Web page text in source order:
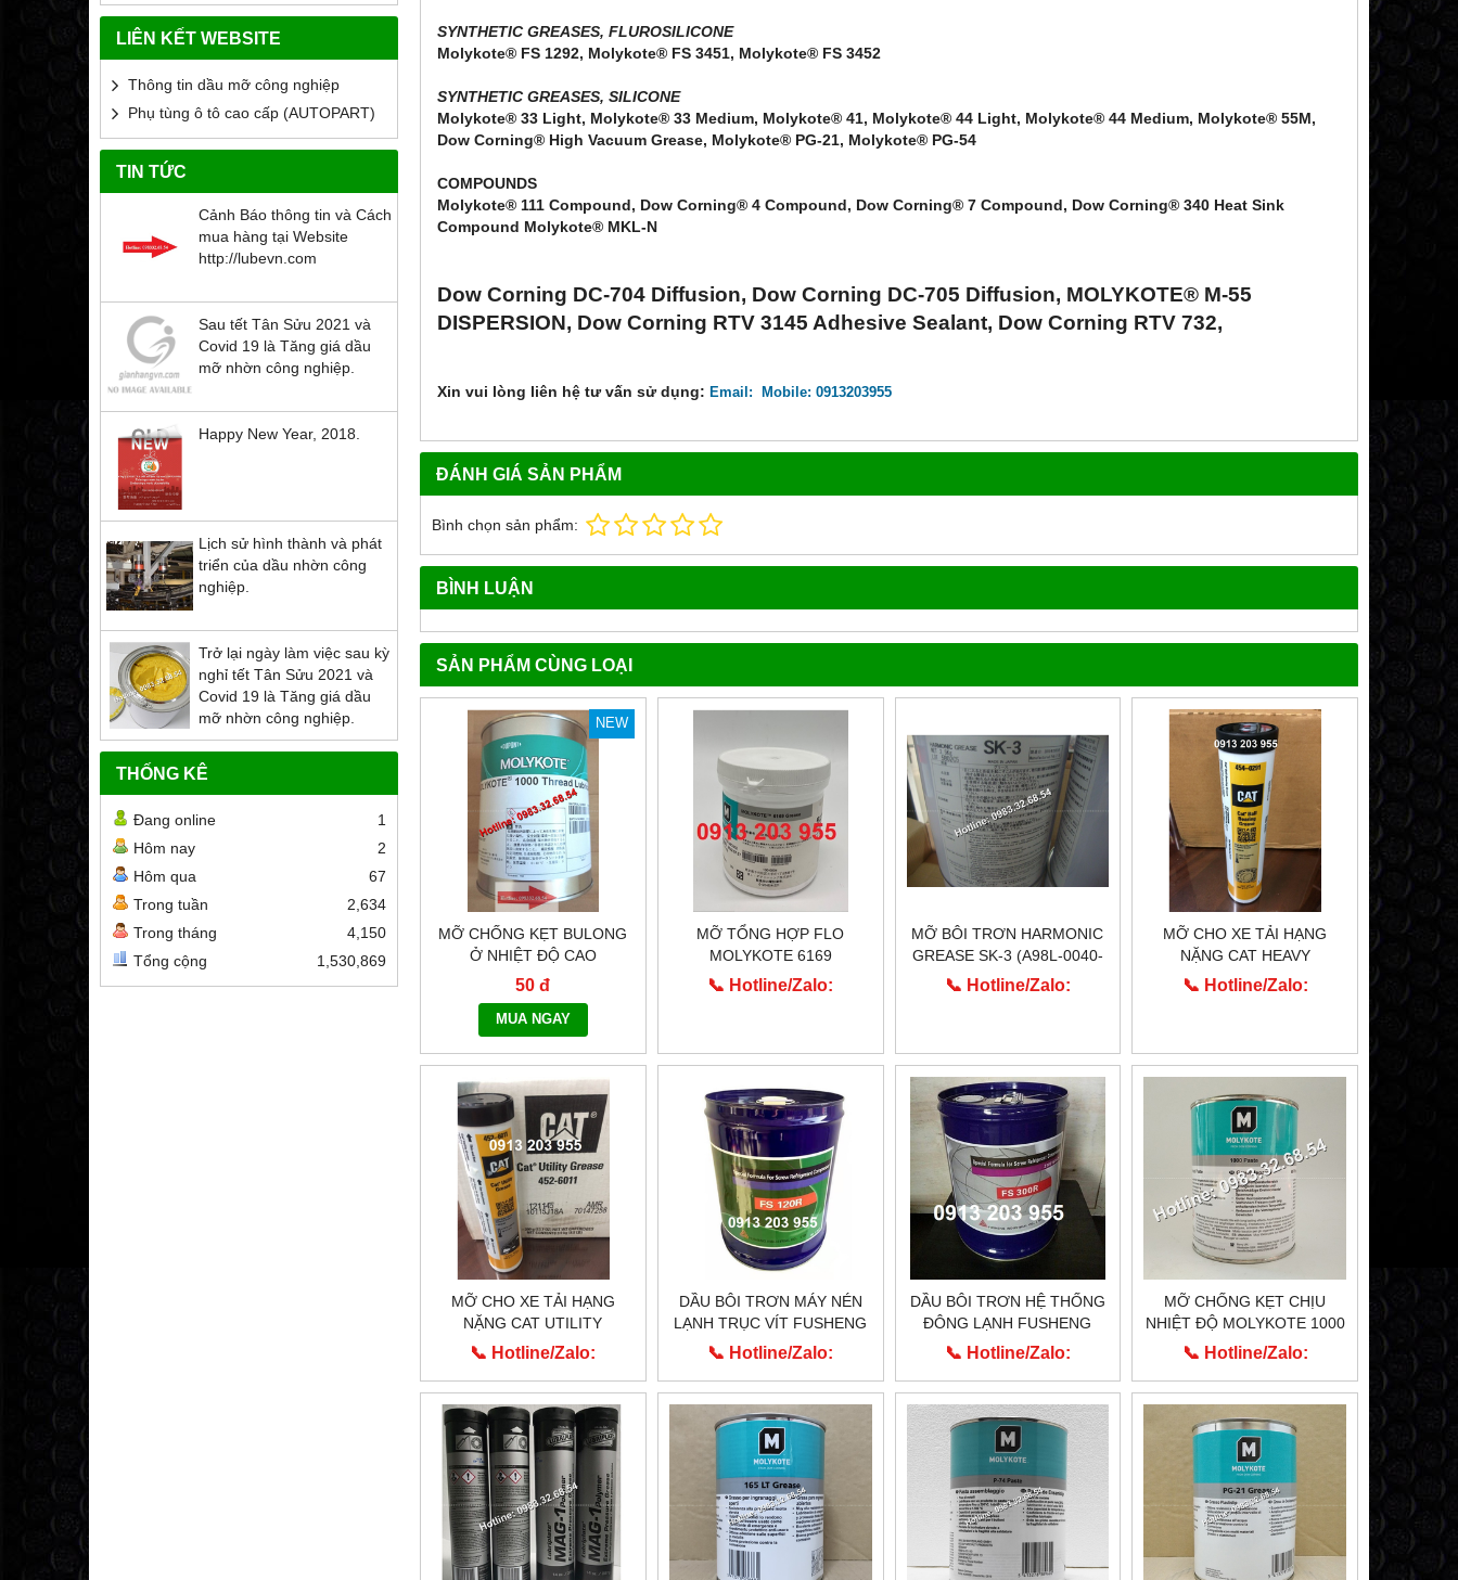
LIÊN KẾT WEBSITE
Thông tin dầu mỡ công nghiệp
Phụ tùng ô tô cao cấp (AUTOPART)
TIN TỨC
Cảnh Báo thông tin và Cách
mua hàng tại Website
http://lubevn.com
Sau tết Tân Sửu 2021 và
Covid 19 là Tăng giá dầu
mỡ nhờn công nghiệp.
Happy New Year, 2018.
Lịch sử hình thành và phát
triển của dầu nhờn công
nghiệp.
Trở lại ngày làm việc sau kỳ
nghỉ tết Tân Sửu 2021 và
Covid 19 là Tăng giá dầu
mỡ nhờn công nghiệp.
THỐNG KÊ
Đang online
1
Hôm nay
2
Hôm qua
67
Trong tuần
2,634
Trong tháng
4,150
Tổng cộng
1,530,869
SYNTHETIC GREASES, FLUROSILICONE
Molykote® FS 1292, Molykote® FS 3451, Molykote® FS 3452
SYNTHETIC GREASES, SILICONE
Molykote® 33 Light, Molykote® 33 Medium, Molykote® 41, Molykote® 44 Light, Molykote® 44 Medium, Molykote® 55M,
Dow Corning® High Vacuum Grease, Molykote® PG-21, Molykote® PG-54
COMPOUNDS
Molykote® 111 Compound, Dow Corning® 4 Compound, Dow Corning® 7 Compound, Dow Corning® 340 Heat Sink
Compound Molykote® MKL-N
Dow Corning DC-704 Diffusion, Dow Corning DC-705 Diffusion, MOLYKOTE® M-55
DISPERSION, Dow Corning RTV 3145 Adhesive Sealant, Dow Corning RTV 732,
Xin vui lòng liên hệ tư vấn sử dụng: Email: Mobile: 0913203955
ĐÁNH GIÁ SẢN PHẨM
Bình chọn sản phẩm:
BÌNH LUẬN
SẢN PHẨM CÙNG LOẠI
NEW
MỠ CHỐNG KẸT BULONG
Ở NHIỆT ĐỘ CAO
MOLYKOTE 1000
50 đ
MUA NGAY
MỠ TỔNG HỢP FLO
MOLYKOTE 6169
📞 Hotline/Zalo:
MỠ BÔI TRƠN HARMONIC
GREASE SK-3 (A98L-0040-
0110)
📞 Hotline/Zalo:
MỠ CHO XE TẢI HẠNG
NẶNG CAT HEAVY
MACHINERY 454-0291
📞 Hotline/Zalo:
MỠ CHO XE TẢI HẠNG
NẶNG CAT UTILITY
GREASE 452-6011
📞 Hotline/Zalo:
DẦU BÔI TRƠN MÁY NÉN
LẠNH TRỤC VÍT FUSHENG
FS 120R
📞 Hotline/Zalo:
DẦU BÔI TRƠN HỆ THỐNG
ĐÔNG LẠNH FUSHENG
FS300R
📞 Hotline/Zalo:
MỠ CHỐNG KẸT CHỊU
NHIỆT ĐỘ MOLYKOTE 1000
PASTE CỦA HÃNG DUPONT
📞 Hotline/Zalo: